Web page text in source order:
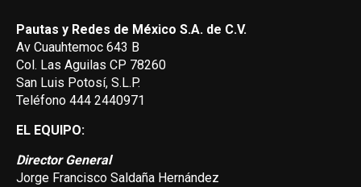
Pautas y Redes de México S.A. de C.V.
Av Cuauhtemoc 643 B
Col. Las Aguilas CP 78260
San Luis Potosí, S.L.P.
Teléfono 444 2440971
EL EQUIPO:
Director General
Jorge Francisco Saldaña Hernández